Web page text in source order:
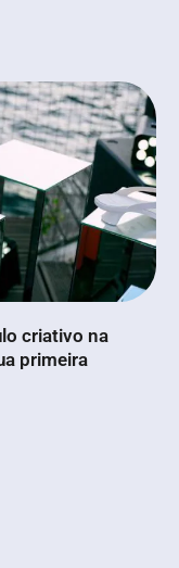
criativo na
primeira